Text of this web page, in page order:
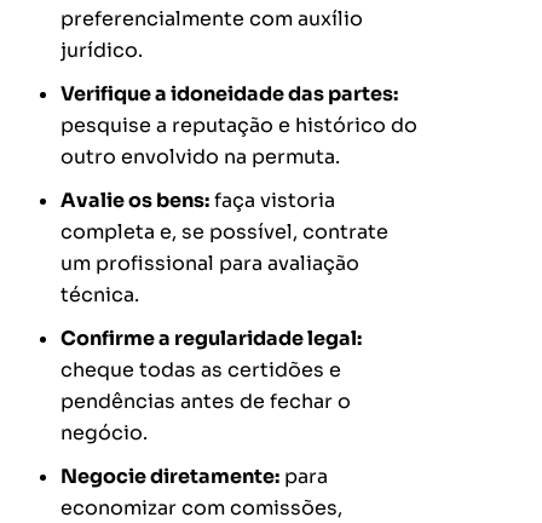
preferencialmente com auxílio
jurídico.
Verifique a idoneidade das partes:
pesquise a reputação e histórico do
outro envolvido na permuta.
Avalie os bens:faça vistoria
completa e, se possível, contrate
um profissional para avaliação
técnica.
Confirme a regularidade legal:
cheque todas as certidões e
pendências antes de fechar o
negócio.
Negocie diretamente: para
economizar com comissões,